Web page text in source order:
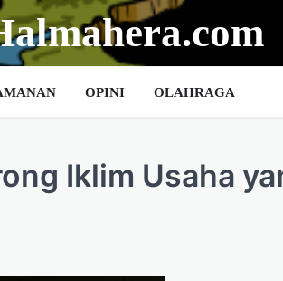
OPINI OLAHRAGA
Iklim Usaha